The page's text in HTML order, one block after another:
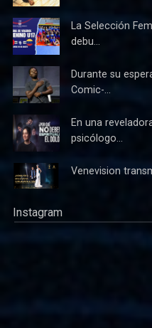
La Selección
debu...
Durante su
Comic-...
En una
psicólogo...
Venevision
Instagram